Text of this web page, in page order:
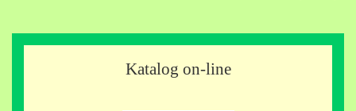
Katalog on-line